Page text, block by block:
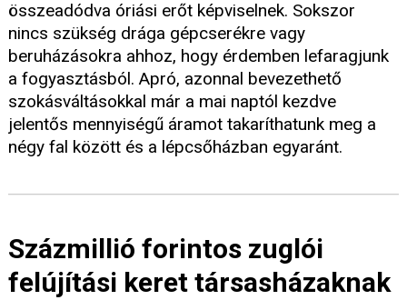
összeadódva óriási erőt képviselnek. Sokszor
nincs szükség drága gépcserékre vagy
beruházásokra ahhoz, hogy érdemben lefaragjunk
a fogyasztásból. Apró, azonnal bevezethető
szokásváltásokkal már a mai naptól kezdve
jelentős mennyiségű áramot takaríthatunk meg a
négy fal között és a lépcsőházban egyaránt.
Százmillió forintos zuglói
felújítási keret társasházaknak